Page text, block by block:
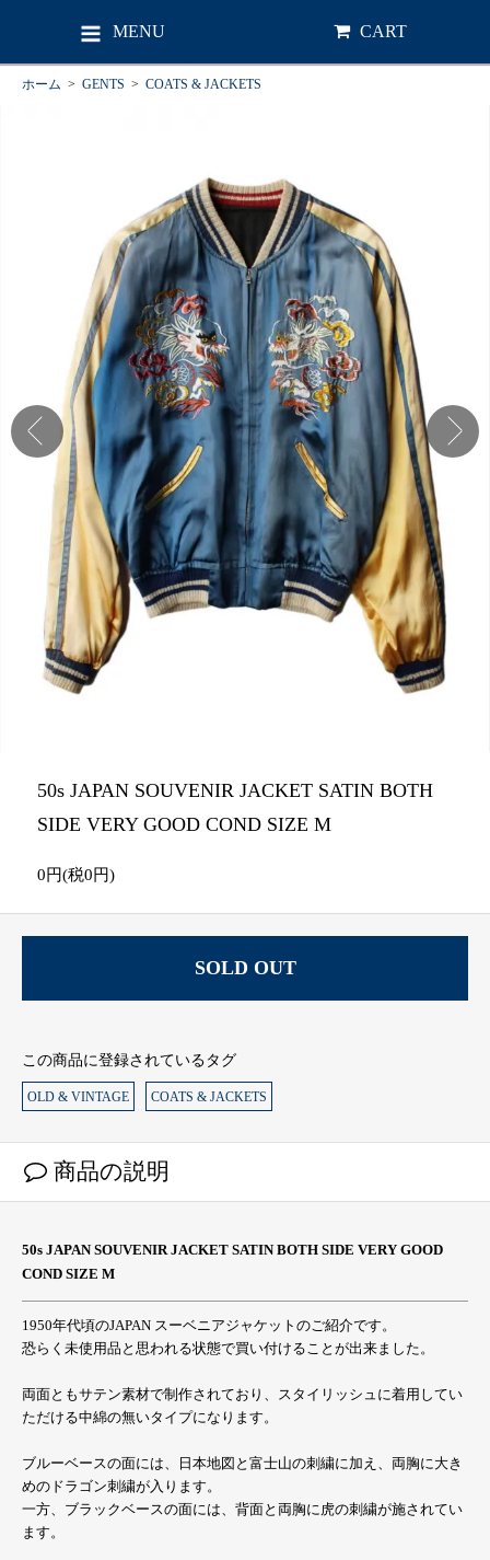
MENU CART
ホーム > GENTS > COATS & JACKETS
50s JAPAN SOUVENIR JACKET SATIN BOTH
SIDE VERY GOOD COND SIZE M
0円(税0円)
SOLD OUT
この商品に登録されているタグ
OLD & VINTAGE COATS & JACKETS
商品の説明
50s JAPAN SOUVENIR JACKET SATIN BOTH SIDE VERY GOOD
COND SIZE M
1950年代頃のJAPAN スーベニアジャケットのご紹介です。
恐らく未使用品と思われる状態で買い付けることが出来ました。
両面ともサテン素材で制作されており、スタイリッシュに着用してい
ただける中綿の無いタイプになります。
ブルーベースの面には、日本地図と富士山の刺繍に加え、両胸に大き
めのドラゴン刺繍が入ります。
一方、ブラックベースの面には、背面と両胸に虎の刺繍が施されてい
ます。